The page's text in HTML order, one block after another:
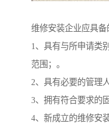
维修安装企业应具备
1、具有与所申请类
范围；。
2、具有必要的管理
3、拥有符合要求的
4、新成立的维修安